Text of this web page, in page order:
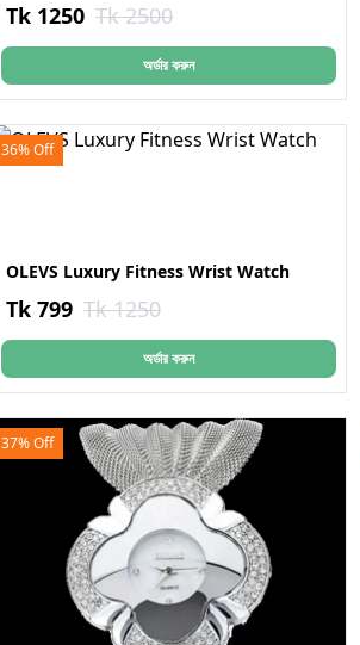
Tk 1250 Tk 2500
অর্ডার করুন
36% Off
OLEVS Luxury Fitness Wrist Watch
Tk 799 Tk 1250
অর্ডার করুন
37% Off